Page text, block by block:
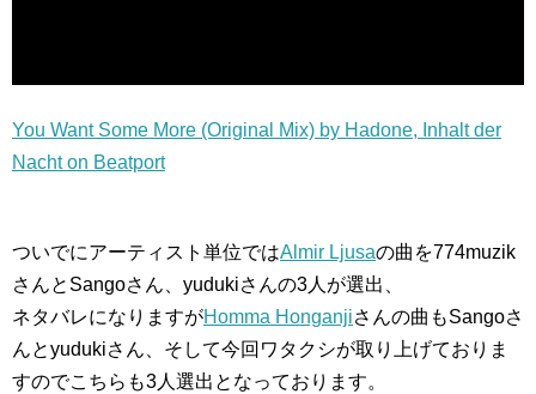
You Want Some More (Original Mix) by Hadone, Inhalt der
Nacht on Beatport
ついでにアーティスト単位ではAlmir Ljusaの曲を774muzik
さんとSangoさん、yudukiさんの3人が選出、
ネタバレになりますがHomma Honganjiさんの曲もSangoさ
んとyudukiさん、そして今回ワタクシが取り上げておりま
すのでこちらも3人選出となっております。